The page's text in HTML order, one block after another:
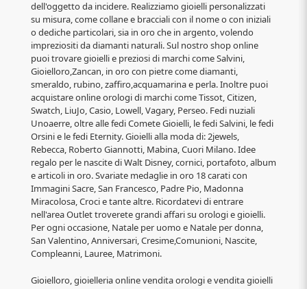
dell'oggetto da incidere. Realizziamo gioielli personalizzati
su misura, come collane e bracciali con il nome o con iniziali
o dediche particolari, sia in oro che in argento, volendo
impreziositi da diamanti naturali. Sul nostro shop online
puoi trovare gioielli e preziosi di marchi come Salvini,
Gioielloro,Zancan, in oro con pietre come diamanti,
smeraldo, rubino, zaffiro,acquamarina e perla. Inoltre puoi
acquistare online orologi di marchi come Tissot, Citizen,
Swatch, LiuJo, Casio, Lowell, Vagary, Perseo. Fedi nuziali
Unoaerre, oltre alle fedi Comete Gioielli, le fedi Salvini, le fedi
Orsini e le fedi Eternity. Gioielli alla moda di: 2jewels,
Rebecca, Roberto Giannotti, Mabina, Cuori Milano. Idee
regalo per le nascite di Walt Disney, cornici, portafoto, album
e articoli in oro. Svariate medaglie in oro 18 carati con
Immagini Sacre, San Francesco, Padre Pio, Madonna
Miracolosa, Croci e tante altre. Ricordatevi di entrare
nell'area Outlet troverete grandi affari su orologi e gioielli.
Per ogni occasione, Natale per uomo e Natale per donna,
San Valentino, Anniversari, Cresime,Comunioni, Nascite,
Compleanni, Lauree, Matrimoni.
Gioielloro, gioielleria online vendita orologi e vendita gioielli